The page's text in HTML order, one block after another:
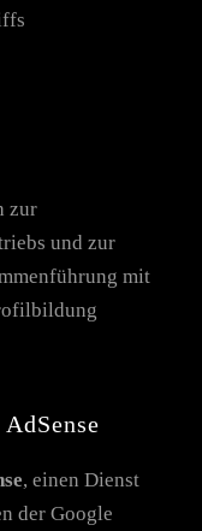
zur
und zur
mit
, einen Dienst
der Google